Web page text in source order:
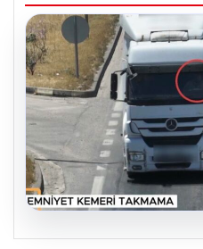
06.08.2026